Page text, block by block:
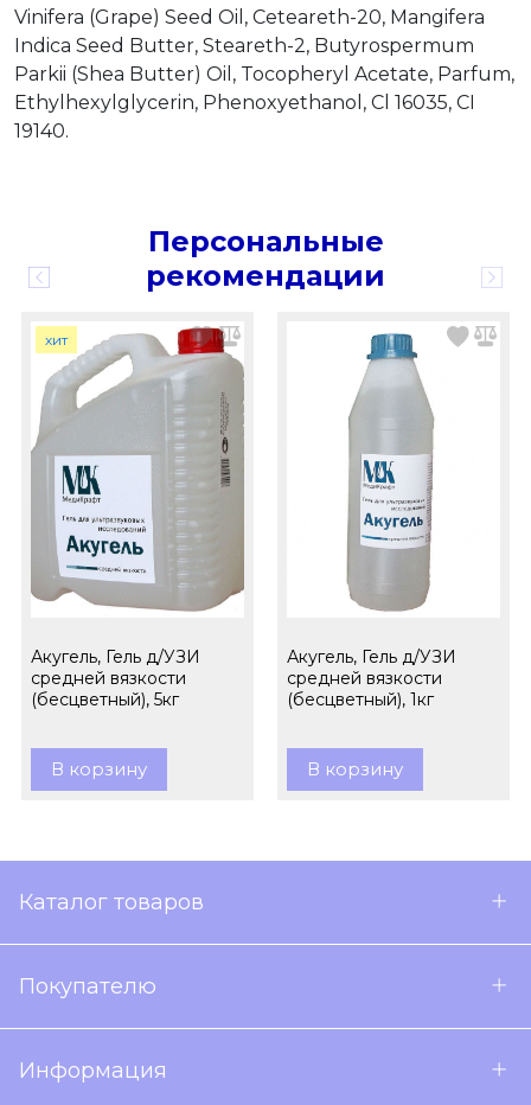
Vinifera (Grape) Seed Oil, Ceteareth-20, Mangifera
Indica Seed Butter, Steareth-2, Butyrospermum
Parkii (Shea Butter) Oil, Tocopheryl Acetate, Parfum,
Ethylhexylglycerin, Phenoxyethanol, Сl 16035, CI
19140.
Персональные
рекомендации
хит
Акугель, Гель д/УЗИ
средней вязкости
(бесцветный), 5кг
В корзину
Акугель, Гель д/УЗИ
средней вязкости
(бесцветный), 1кг
В корзину
Каталог товаров
Покупателю
Информация